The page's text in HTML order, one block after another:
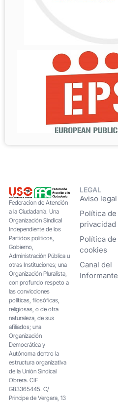
Federacion de Atención
a la Ciudadanía. Una
Organización Sindical
Independiente de los
Partidos políticos,
Gobierno,
Administración Pública u
otras Instituciones; una
Organización Pluralista,
con profundo respeto a
las convicciones
políticas, filosóficas,
religiosas, o de otra
naturaleza, de sus
afiliados; una
Organización
Democrática y
Autónoma dentro la
estructura organizativa
de la Unión Sindical
Obrera. CIF
G83365445. C/
Principe de Vergara, 13
LEGAL
Aviso legal
Política de
privacidad
Política de
cookies
Canal del
Informante